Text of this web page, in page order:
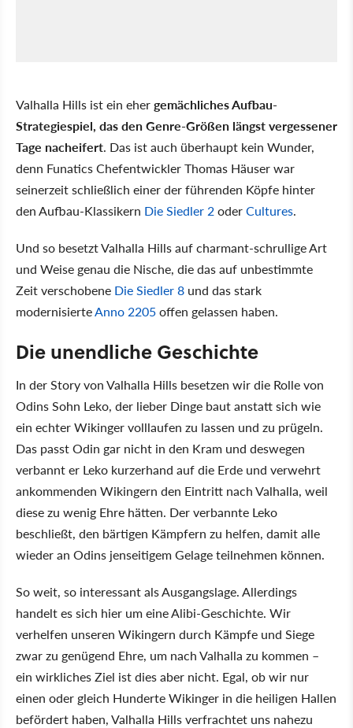
Valhalla Hills ist ein ehergemächliches Aufbau-
Strategiespiel, das den Genre-Größen längst vergessener
Tage nacheifert. Das ist auch überhaupt kein Wunder,
denn Funatics Chefentwickler Thomas Häuser war
seinerzeit schließlich einer der führenden Köpfe hinter
den Aufbau-Klassikern Die Siedler 2oderCultures.
Und so besetzt Valhalla Hills auf charmant-schrullige Art
und Weise genau die Nische, die das auf unbestimmte
Zeit verschobene Die Siedler 8 und das stark
modernisierteAnno 2205offen gelassen haben.
Die unendliche Geschichte
In der Story von Valhalla Hills besetzen wir die Rolle von
Odins Sohn Leko, der lieber Dinge baut anstatt sich wie
ein echter Wikinger volllaufen zu lassen und zu prügeln.
Das passt Odin gar nicht in den Kram und deswegen
verbannt er Leko kurzerhand auf die Erde und verwehrt
ankommenden Wikingern den Eintritt nach Valhalla, weil
diese zu wenig Ehre hätten. Der verbannte Leko
beschließt, den bärtigen Kämpfern zu helfen, damit alle
wieder an Odins jenseitigem Gelage teilnehmen können.
So weit, so interessant als Ausgangslage. Allerdings
handelt es sich hier um eine Alibi-Geschichte. Wir
verhelfen unseren Wikingern durch Kämpfe und Siege
zwar zu genügend Ehre, um nach Valhalla zu kommen –
ein wirkliches Ziel ist dies aber nicht. Egal, ob wir nur
einen oder gleich Hunderte Wikinger in die heiligen Hallen
befördert haben, Valhalla Hills verfrachtet uns nahezu